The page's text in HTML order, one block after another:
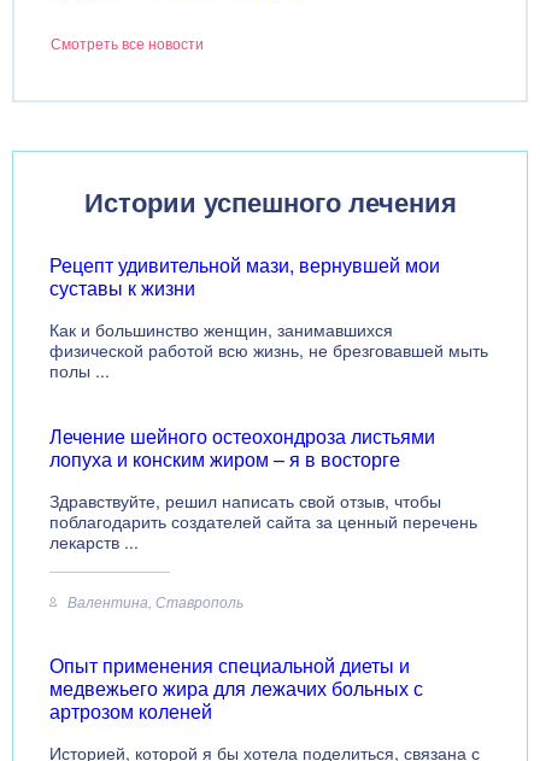
Смотреть все новости
Истории успешного лечения
Рецепт удивительной мази, вернувшей мои
суставы к жизни
Как и большинство женщин, занимавшихся
физической работой всю жизнь, не брезговавшей мыть
полы ...
Лечение шейного остеохондроза листьями
лопуха и конским жиром – я в восторге
Здравствуйте, решил написать свой отзыв, чтобы
поблагодарить создателей сайта за ценный перечень
лекарств ...
Валентина, Ставрополь
Опыт применения специальной диеты и
медвежьего жира для лежачих больных с
артрозом коленей
Историей, которой я бы хотела поделиться, связана с